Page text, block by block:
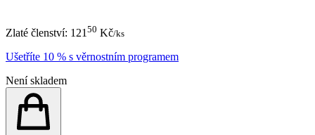
Zlaté členství: 121 50 Kč/ks
Ušetříte 10 % s věrnostním programem
Není skladem